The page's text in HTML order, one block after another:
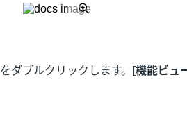
をダブルクリックします。 [機能ビュ